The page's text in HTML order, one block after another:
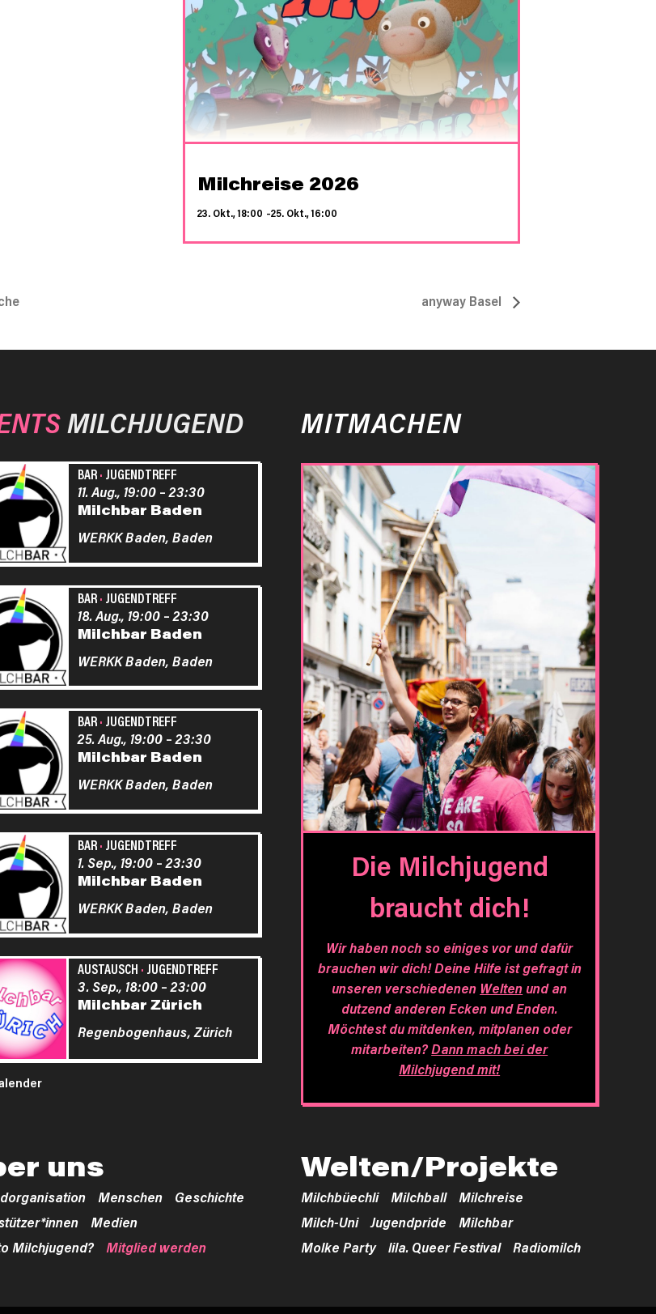
Milchreise 2026
23. Okt., 18:00 –25. Okt., 16:00
anyway Basel
MILCHJUGEND
BAR· JUGENDTREFF
Milchbar Baden
11. Aug., 19:00 –23:30
WERKK Baden,Baden
BAR· JUGENDTREFF
Milchbar Baden
18. Aug., 19:00 –23:30
WERKK Baden,Baden
BAR· JUGENDTREFF
Milchbar Baden
25. Aug., 19:00 –23:30
WERKK Baden,Baden
BAR· JUGENDTREFF
Milchbar Baden
1. Sep., 19:00 –23:30
WERKK Baden,Baden
AUSTAUSCH · JUGENDTREFF
Milchbar Zürich
3. Sep., 18:00 –23:00
Regenbogenhaus,Zürich
MITMACHEN
Die Milchjugend
braucht dich!
Wir haben noch so einiges vor und dafür
brauchen wir dich! Deine Hilfe ist gefragt in
unseren verschiedenen Weltenund an
dutzend anderen Ecken und Enden.
Möchtest du mitdenken, mitplanen oder
mitarbeiten?Dann mach bei der
Milchjugend mit!
uns
Menschen
Geschichte
Medien
Milchjugend?
Mitglied werden
Welten/Projekte
Milchbüechli Milchball
Milchreise
Milch-Uni
Jugendpride
Milchbar
Molke Party
lila. Queer Festival Radiomilch